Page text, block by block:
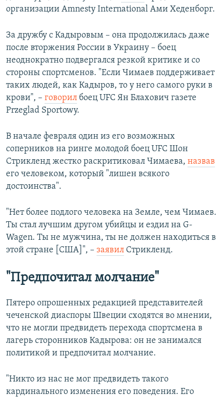
организации Amnesty International Ами Хеденборг.
За дружбу с Кадыровым – она продолжилась даже
после вторжения России в Украину – боец
неоднократно подвергался резкой критике и со
стороны спортсменов. "Если Чимаев поддерживает
таких людей, как Кадыров, то у него самого руки в
крови", – говорил боец UFC Ян Блахович газете
Przeglad Sportowy.
В начале февраля один из его возможных
соперников на ринге молодой боец UFC Шон
Стрикленд жестко раскритиковал Чимаева, назвав
его человеком, который "лишен всякого
достоинства".
"Нет более подлого человека на Земле, чем Чимаев.
Ты стал лучшим другом убийцы и ездил на G-
Wagen. Ты не мужчина, ты не должен находиться в
этой стране [США]", – заявил Стрикленд.
"Предпочитал молчание"
Пятеро опрошенных редакцией представителей
чеченской диаспоры Швеции сходятся во мнении,
что не могли предвидеть перехода спортсмена в
лагерь сторонников Кадырова: он не занимался
политикой и предпочитал молчание.
"Никто из нас не мог предвидеть такого
кардинального изменения его поведения. Его